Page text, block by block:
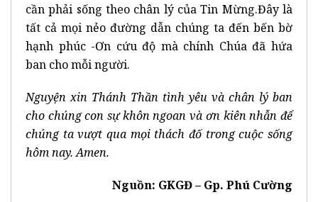
cần phải sống theo chân lý của Tin Mừng.Đây là
tất cả mọi nẻo đường dẫn chúng ta đến bến bờ
hạnh phúc -Ơn cứu độ mà chính Chúa đã hứa
ban cho mỗi người.
Nguyện xin Thánh Thần tình yêu và chân lý ban
cho chúng con sự khôn ngoan và ơn kiên nhẫn để
chúng ta vượt qua mọi thách đố trong cuộc sống
hôm nay. Amen.
Nguồn: GKGĐ – Gp. Phú Cường